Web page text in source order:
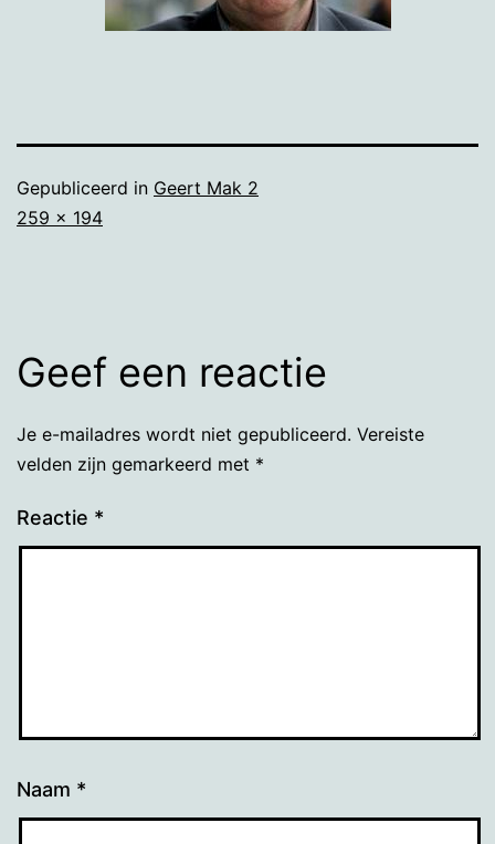
Gepubliceerd in Geert Mak 2
Volledige
259 × 194
Geef een reactie
Je e-mailadres wordt niet gepubliceerd. Vereiste
velden zijn gemarkeerd met *
Reactie *
Naam *